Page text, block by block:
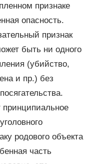
признаке
опасность.
признак
быть ни одного
(убийство,
и пр.) без
принципиальное
родового объекта
часть